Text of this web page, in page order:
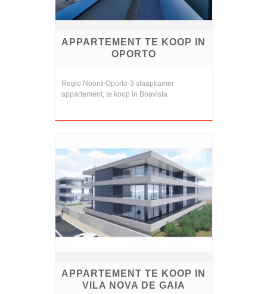
APPARTEMENT TE KOOP IN
OPORTO
Regio Noord-Oporto-3 slaapkamer
appartement, te koop in Boavista
APPARTEMENT TE KOOP IN
VILA NOVA DE GAIA